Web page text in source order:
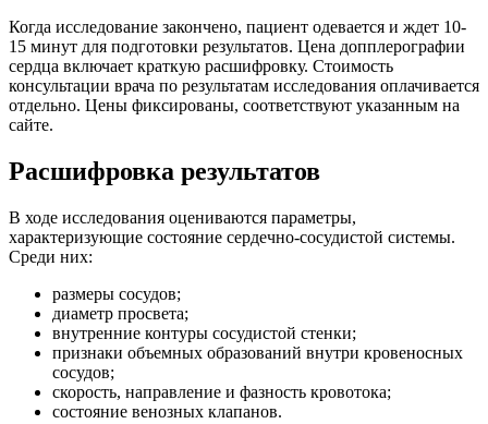
Когда исследование закончено, пациент одевается и ждет 10-
15 минут для подготовки результатов. Цена допплерографии
сердца включает краткую расшифровку. Стоимость
консультации врача по результатам исследования оплачивается
отдельно. Цены фиксированы, соответствуют указанным на
сайте.
Расшифровка результатов
В ходе исследования оцениваются параметры,
характеризующие состояние сердечно-сосудистой системы.
Среди них:
размеры сосудов;
диаметр просвета;
внутренние контуры сосудистой стенки;
признаки объемных образований внутри кровеносных
сосудов;
скорость, направление и фазность кровотока;
состояние венозных клапанов.